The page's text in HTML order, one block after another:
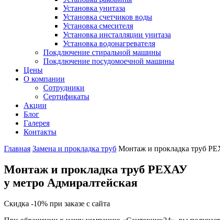
Установка унитаза
Установка счетчиков воды
Установка смесителя
Установка инсталляции унитаза
Установка водонагревателя
Покдлючение стиральной машины
Покдлючение посудомоечной машины
Цены
О компании
Сотрудники
Сертификаты
Акции
Блог
Галерея
Контакты
Главная Замена и прокладка труб Монтаж и прокладка труб
Монтаж и прокладка труб РЕХАУ
у метро Адмиралтейская
Скидка -10% при заказе с сайта